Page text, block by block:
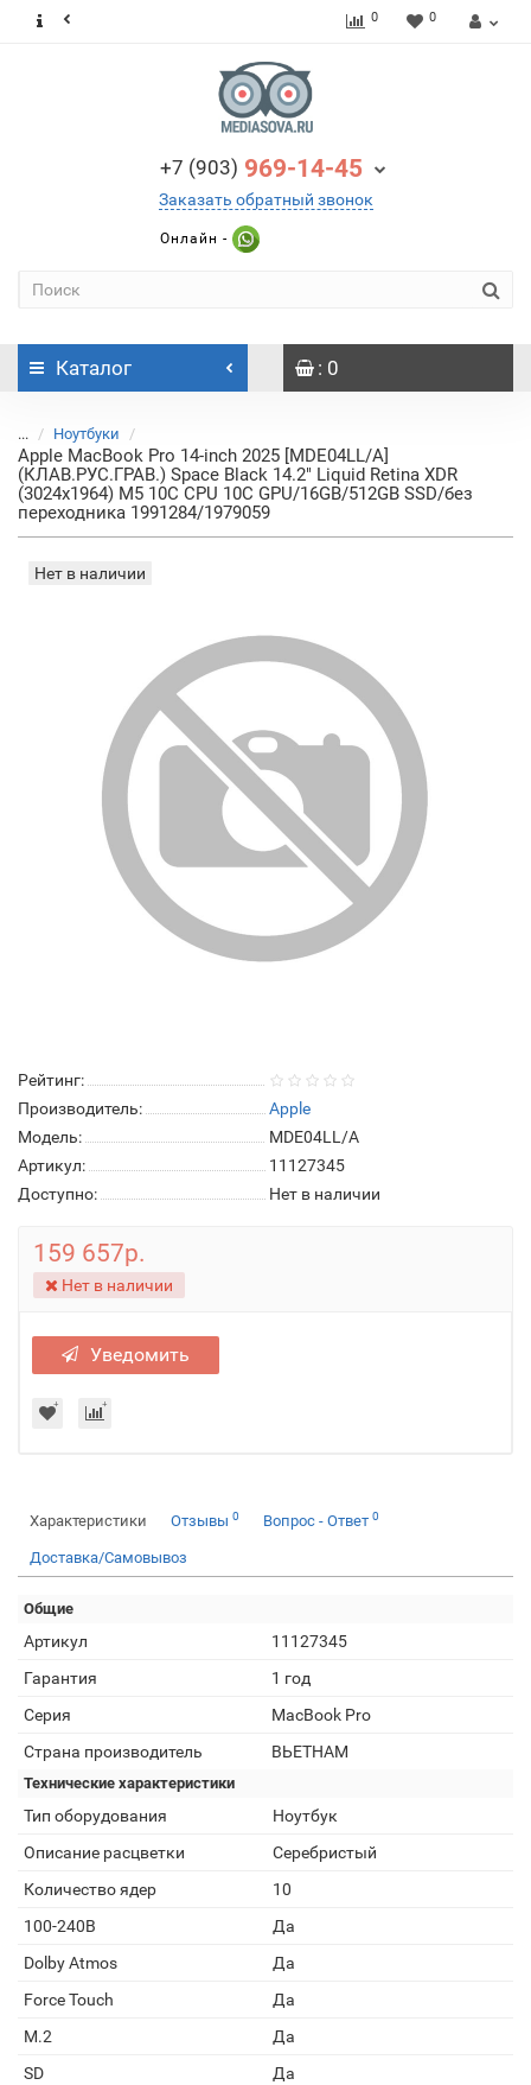
0 0
+7 (903) 969-14-45
Заказать обратный звонок
Онлайн -
Каталог : 0
... Ноутбуки
Apple MacBook Pro 14-inch 2025 [MDE04LL/A]
(КЛАВ.РУС.ГРАВ.) Space Black 14.2" Liquid Retina XDR
(3024x1964) M5 10C CPU 10C GPU/16GB/512GB SSD/без
переходника 1991284/1979059
Нет в наличии
Рейтинг:
Производитель:
Apple
Модель:
MDE04LL/A
Артикул:
11127345
Доступно:
Нет в наличии
159 657р.
Нет в наличии
Уведомить
Характеристики Отзывы 0 Вопрос - Ответ 0
Доставка/Самовывоз
Общие
Артикул
11127345
Гарантия
1 год
Серия
MacBook Pro
Страна производитель
ВЬЕТНАМ
Технические характеристики
Тип оборудования
Ноутбук
Описание расцветки
Серебристый
Количество ядер
10
100-240В
Да
Dolby Atmos
Да
Force Touch
Да
M.2
Да
SD
Да